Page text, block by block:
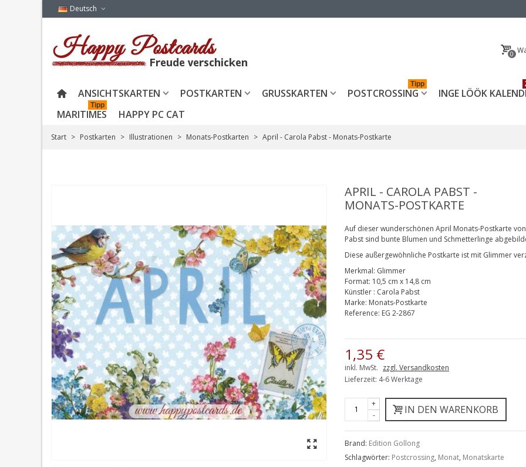
Deutsch
0
ANSICHTSKARTEN POSTKARTEN GRUSSKARTEN POSTCROSSING
Tipp
INGE LÖÖK
MARITIMES
Tipp
HAPPY PC CAT
Start > Postkarten > Illustrationen > Monats-Postkarten > April - Carola Pabst - Monats-Postkarte
APRIL - CAROLA PABST -
MONATS-POSTKARTE
Auf dieser wunderschönen April Monats-Postkarte
Pabst sind bunte Blumen und Schmetterlinge
Diese außergewöhnliche Postkarte ist mit Glimmer
Merkmal: Glimmer
Format: 10,5 cm x 14,8 cm
Künstler : Carola Pabst
Marke: Monats-Postkarte
Reference: EG 2-2867
1,35 €
inkl. MwSt. zzgl. Versandkosten
Lieferzeit: 4-6 Werktage
-
+ IN DEN WARENKORB
Brand: Edition Gollong
Schlagwörter: Postcrossing, Monat, Monatskarte